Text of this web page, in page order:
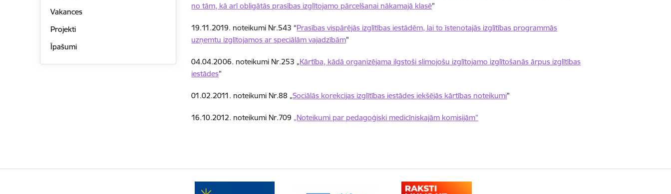
Vakances
Projekti
Īpašumi
no tām, kā arī obligātās prasības izglītojamo pārcelšanai nākamajā klasē”
19.11.2019. noteikumi Nr.543 “Prasības vispārējās izglītības iestādēm, lai to īstenotajās izglītības programmās
uzņemtu izglītojamos ar speciālām vajadzībām"
04.04.2006. noteikumi Nr.253 „Kārtība, kādā organizējama ilgstoši slimojošu izglītojamo izglītošanās ārpus izglītības
iestādes”
01.02.2011. noteikumi Nr.88 „Sociālās korekcijas izglītības iestādes iekšējās kārtības noteikumi”
16.10.2012. noteikumi Nr.709 „Noteikumi par pedagoģiski medicīniskajām komisijām”